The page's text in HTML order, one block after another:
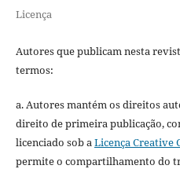
Licença
Autores que publicam nesta
termos:
a. Autores mantém os direitos
direito de primeira publicação,
licenciado sob aLicença
permite o compartilhamento do